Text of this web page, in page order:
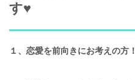
す♥
１、恋愛を前向きにお考えの方！